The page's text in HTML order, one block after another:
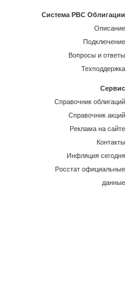
Система РВС Облигации
Описание
Подключение
Вопросы и ответы
Техподдержка
Сервис
Справочник облигаций
Справочник акций
Реклама на сайте
Контакты
Инфляция сегодня
Росстат официальные
данные